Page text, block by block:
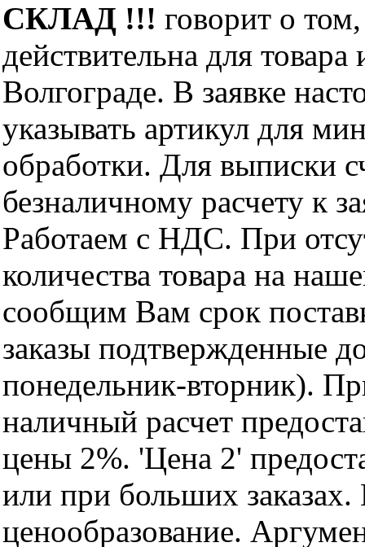
СКЛАД !!! говорит о
действительна для
Волгограде. В заявке
указывать артикул для
обработки. Для выписки
безналичному расчету к
Работаем с НДС. При
количества товара на
сообщим Вам срок
заказы подтвержденные
понедельник-вторник).
наличный расчет
цены 2%. 'Цена 2'
или при больших
ценообразование.